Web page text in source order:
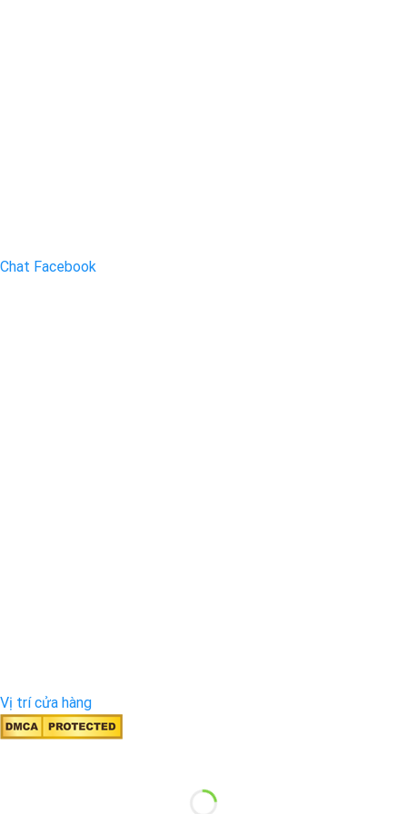
Chat Facebook
Vị trí cửa hàng